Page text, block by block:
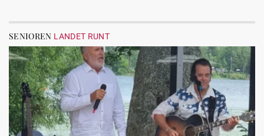
SENIOREN LANDET RUNT